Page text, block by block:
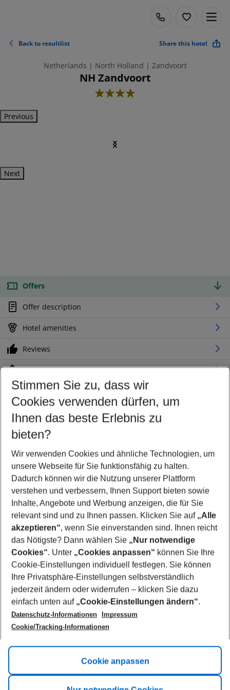
Back to resultlist Share this hotel
Netherlands | North Holland | Zandvoort
NH Zandvoort
4
Previous
Next
Offers
Offer description
Hotel amenities
Reviews
Location
Customize your offer
Find the perfect deal which suits your best
Your departure airport
Any airport
Select your date range
10/08/26–08/08/27 5-8 nights
Who will travel
2 adults No children
Show more filter
Footer
Footer navigation
Title A
Link A
Stimmen Sie zu, dass wir
Cookies verwenden dürfen, um
Ihnen das beste Erlebnis zu
bieten?
Wir verwenden Cookies und ähnliche Technologien, um
unsere Webseite für Sie funktionsfähig zu halten.
Dadurch können wir die Nutzung unserer Plattform
verstehen und verbessern, Ihnen Support bieten sowie
Inhalte, Angebote und Werbung anzeigen, die für Sie
relevant sind und zu Ihnen passen. Klicken Sie auf „Alle
akzeptieren“, wenn Sie einverstanden sind. Ihnen reicht
das Nötigste? Dann wählen Sie „Nur notwendige
Cookies“. Unter „Cookies anpassen“ können Sie Ihre
Cookie-Einstellungen individuell festlegen. Sie können
Ihre Privatsphäre-Einstellungen selbstverständlich
jederzeit ändern oder widerrufen – klicken Sie dazu
einfach unten auf „Cookie-Einstellungen ändern“.
Datenschutz-Informationen
Impressum
Cookie/Tracking-Informationen
Cookie anpassen